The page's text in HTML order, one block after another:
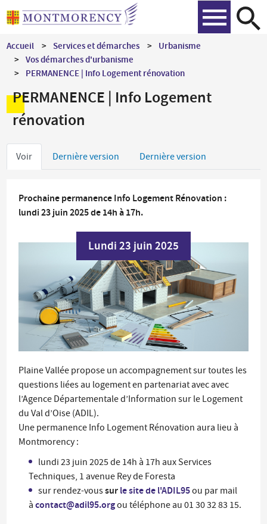
Aller
au
principal
Accueil Services et démarches
Urbanisme
Vos démarches d'urbanisme
PERMANENCE | Info Logement rénovation
PERMANENCE | Info Logement
rénovation
Onglets
Voir Dernière version Dernière version
Prochaine permanence Info Logement Rénovation :
lundi 23 juin 2025 de 14h à 17h.
Lundi 23 juin 2025
Plaine Vallée propose un accompagnement sur toutes les
questions liées au logement en partenariat avec avec
l’Agence Départementale d’Information sur le Logement
du Val d’Oise (ADIL).
Une permanence Info Logement Rénovation aura lieu à
Montmorency :
lundi 23 juin 2025 de 14h à 17h aux Services
Techniques, 1 avenue Rey de Foresta
sur rendez-voussurle site de l'ADIL95ou par mail
àcontact@adil95.orgou téléphone au 01 30 32 83 15.